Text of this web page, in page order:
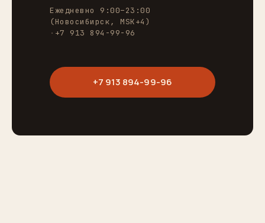
Ежедневно 9:00–23:00
(Новосибирск, MSK+4)
· +7 913 894-99-96
+7 913 894-99-96